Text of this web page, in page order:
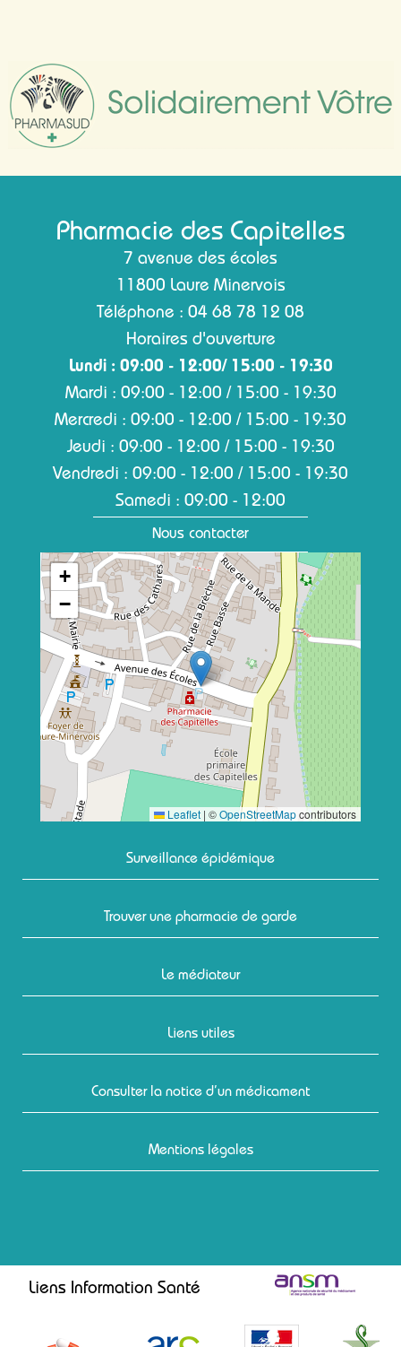
+
−
Leaflet | ©OpenStreetMapcontributors
Surveillance épidémique
Trouver une pharmacie de garde
Le médiateur
Liens utiles
Consulter la notice d’un médicament
Mentions légales
Pharmacie des Capitelles
7 avenue des écoles
11800 Laure Minervois
Téléphone : 04 68 78 12 08
Horaires d'ouverture
Lundi : 09:00 - 12:00/ 15:00 - 19:30
Mardi : 09:00 - 12:00 / 15:00 - 19:30
Mercredi : 09:00 - 12:00 / 15:00 - 19:30
Jeudi : 09:00 - 12:00 / 15:00 - 19:30
Vendredi : 09:00 - 12:00 / 15:00 - 19:30
Samedi : 09:00 - 12:00
Nous contacter
Liens Information Santé